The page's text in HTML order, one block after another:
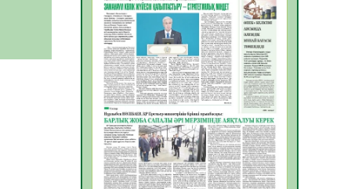
ҚҰРЫЛТАЙ САЙЛАУЫ –
БОЛАШАҚҚА БАСТАР
ЖАУАПТЫ ТАҢДАУ
06.08.2026
32
Инфекциялық ауруларға
қарсы иммундау
жұмыстарының тиімділігі
06.08.2026
33
Көкжөтел ауруы туралы